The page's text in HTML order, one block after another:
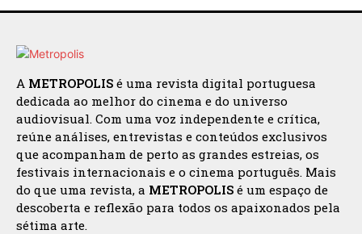
A METROPOLIS é uma revista digital portuguesa
dedicada ao melhor do cinema e do universo
audiovisual. Com uma voz independente e crítica,
reúne análises, entrevistas e conteúdos exclusivos
que acompanham de perto as grandes estreias, os
festivais internacionais e o cinema português. Mais
do que uma revista, a METROPOLIS é um espaço de
descoberta e reflexão para todos os apaixonados pela
sétima arte.